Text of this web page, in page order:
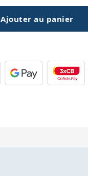
Ajouter au panier